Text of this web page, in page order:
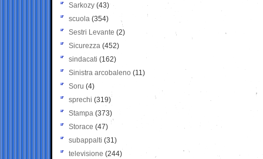
Sarkozy (43)
scuola (354)
Sestri Levante (2)
Sicurezza (452)
sindacati (162)
Sinistra arcobaleno (11)
Soru (4)
sprechi (319)
Stampa (373)
Storace (47)
subappalti (31)
televisione(244)